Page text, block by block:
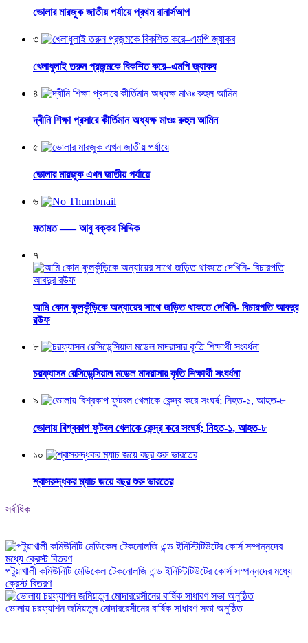
ভোলার মারজুক জাতীয় পর্যায়ে প্রথম রানার্সআপ
৩
খেলাধুলাই তরুন প্রজন্মকে বিকশিত করে–এমপি জ্যাকব
৪
দ্বীনি শিক্ষা প্রসারে কীর্তিমান অধ্যক্ষ মাওঃ রুহুল আমিন
৫
ভোলার মারজুক এখন জাতীয় পর্যায়ে
৬
মতামত —– আবু বক্কর সিদ্দিক
৭
আমি কোন ফুলকুঁড়িকে অন্যায়ের সাথে জড়িত থাকতে দেখিনি- বিচারপতি আবদুর
রউফ
৮
চরফ্যাসন রেসিডেন্সিয়াল মডেল মাদরাসার কৃতি শিক্ষার্থী সংবর্ধনা
৯
ভোলায় বিশ্বকাপ ফুটবল খেলাকে কেন্দ্র করে সংঘর্ষ; নিহত-১, আহত-৮
১০
শ্বাসরুদ্ধকর ম্যাচ জয়ে বছর শুরু ভারতের
সর্বাধিক
পটুয়াখালী কমিউনিটি মেডিকেল টেকনোলজি এন্ড ইনিস্টিটিউটের কোর্স সম্পন্নদের মধ্যে
ক্রেস্ট বিতরণ
ভোলায় চরফ্যাশন জমিয়তুল মোদাররেসীনের বার্ষিক সাধারণ সভা অনুষ্ঠিত